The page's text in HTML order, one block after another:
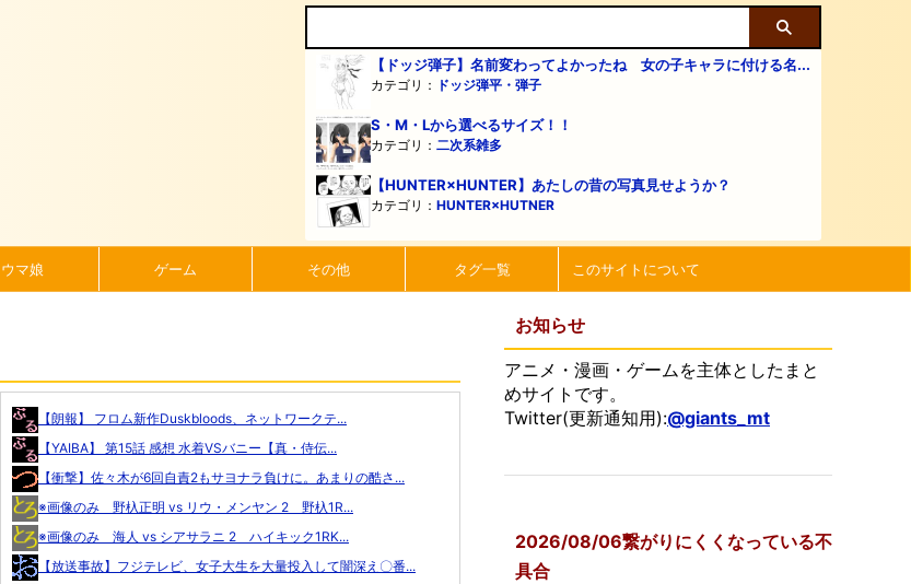
【ドッジ弾子】名前変わってよかったね 女の子キャラに付ける名...
カテゴリ： ドッジ弾平・弾子
S・M・Lから選べるサイズ！！
カテゴリ： 二次系雑多
【HUNTER×HUNTER】あたしの昔の写真見せようか？
カテゴリ： HUNTER×HUTNER
ウマ娘 ゲーム その他 タグ一覧 このサイトについて
【朗報】 フロム新作Duskbloods、ネットワークテ...
【YAIBA】 第15話 感想 水着VSバニー【真・侍伝...
【衝撃】佐々木が6回自責2もサヨナラ負けに。あまりの酷さ...
※画像のみ 野杁正明 vs リウ・メンヤン 2 野杁1R...
※画像のみ 海人 vs シアサラニ 2 ハイキック1RK...
【放送事故】フジテレビ、女子大生を大量投入して闇深え〇番...
お知らせ
アニメ・漫画・ゲームを主体としたまと
めサイトです。
Twitter(更新通知用):@giants_mt
2026/08/06繋がりにくくなっている不
具合